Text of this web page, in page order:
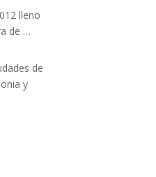
lleno
de …
de
y